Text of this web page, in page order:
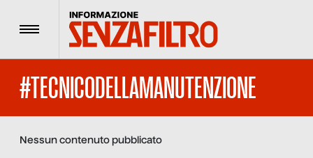
Menu
#TECNICODELLAMANUTENZIONE
Nessun contenuto pubblicato